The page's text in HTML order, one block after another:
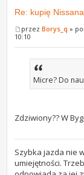
Re: kupię
przezBorys_q »
10:10
Micre? Do
Zdziwiony?? W
Szybka jazda nie
umiejętności.